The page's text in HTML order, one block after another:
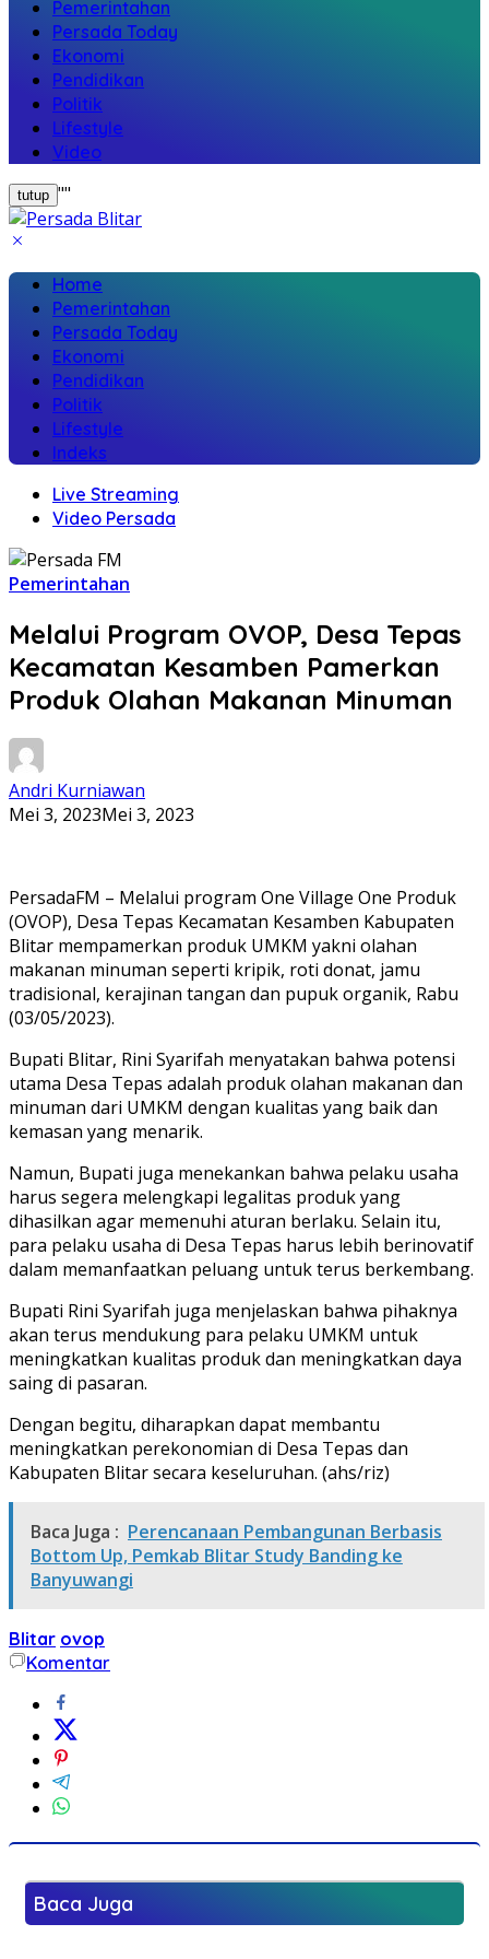
Pemerintahan
Persada Today
Ekonomi
Pendidikan
Politik
Lifestyle
Video
tutup ""
Home
Pemerintahan
Persada Today
Ekonomi
Pendidikan
Politik
Lifestyle
Indeks
Live Streaming
Video Persada
Pemerintahan
Melalui Program OVOP, Desa Tepas
Kecamatan Kesamben Pamerkan
Produk Olahan Makanan Minuman
Andri Kurniawan
Mei 3, 2023Mei 3, 2023
PersadaFM – Melalui program One Village One Produk
(OVOP), Desa Tepas Kecamatan Kesamben Kabupaten
Blitar mempamerkan produk UMKM yakni olahan
makanan minuman seperti kripik, roti donat, jamu
tradisional, kerajinan tangan dan pupuk organik, Rabu
(03/05/2023).
Bupati Blitar, Rini Syarifah menyatakan bahwa potensi
utama Desa Tepas adalah produk olahan makanan dan
minuman dari UMKM dengan kualitas yang baik dan
kemasan yang menarik.
Namun, Bupati juga menekankan bahwa pelaku usaha
harus segera melengkapi legalitas produk yang
dihasilkan agar memenuhi aturan berlaku. Selain itu,
para pelaku usaha di Desa Tepas harus lebih berinovatif
dalam memanfaatkan peluang untuk terus berkembang.
Bupati Rini Syarifah juga menjelaskan bahwa pihaknya
akan terus mendukung para pelaku UMKM untuk
meningkatkan kualitas produk dan meningkatkan daya
saing di pasaran.
Dengan begitu, diharapkan dapat membantu
meningkatkan perekonomian di Desa Tepas dan
Kabupaten Blitar secara keseluruhan. (ahs/riz)
Baca Juga : Perencanaan Pembangunan Berbasis
Bottom Up, Pemkab Blitar Study Banding ke
Banyuwangi
Blitar ovop
Komentar
Baca Juga